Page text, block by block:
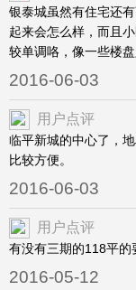
银泰城虽然有住宅还
起来会怎么样，而且
较单调咯，像一些楼
2016-06-03
用户点评
临平新城的中心了，
比较方便。
2016-06-03
用户点评
有没有三期的118平
2016-05-12